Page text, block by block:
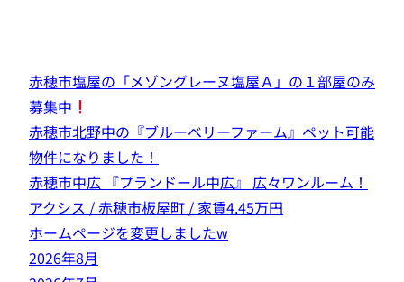
赤穂市塩屋の「メゾングレーヌ塩屋Ａ」の１部屋のみ
募集中
赤穂市北野中の『ブルーベリーファーム』ペット可能
物件になりました！
赤穂市中広 『プランドール中広』 広々ワンルーム！
アクシス / 赤穂市板屋町 / 家賃4.45万円
ホームページを変更しましたw
2026年8月